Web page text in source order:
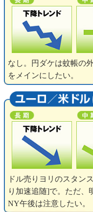
なし。円ダケは蚊帳の
をメインにしたい。
ドル売りヨリのスタン
り加速追随]で。ただ、
NY午後は注意したい。